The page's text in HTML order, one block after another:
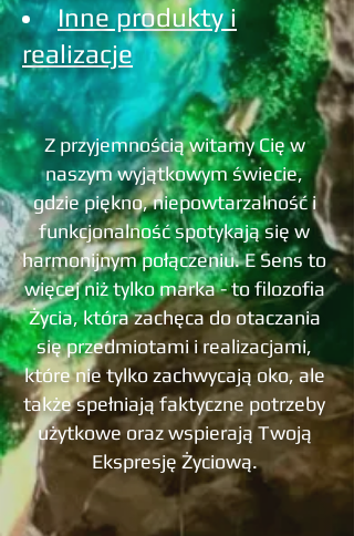
Inne produkty i
realizacje
​Z przyjemnością witamy Cię w
naszym wyjątkowym świecie,
gdzie piękno, niepowtarzalność i
funkcjonalność spotykają się w
harmonijnym połączeniu. E Sens to
więcej niż tylko marka - to filozofia
Życia, która zachęca do otaczania
się przedmiotami i realizacjami,
które nie tylko zachwycają oko, ale
także spełniają faktyczne potrzeby
użytkowe oraz wspierają Twoją
Ekspresję Życiową.​​​